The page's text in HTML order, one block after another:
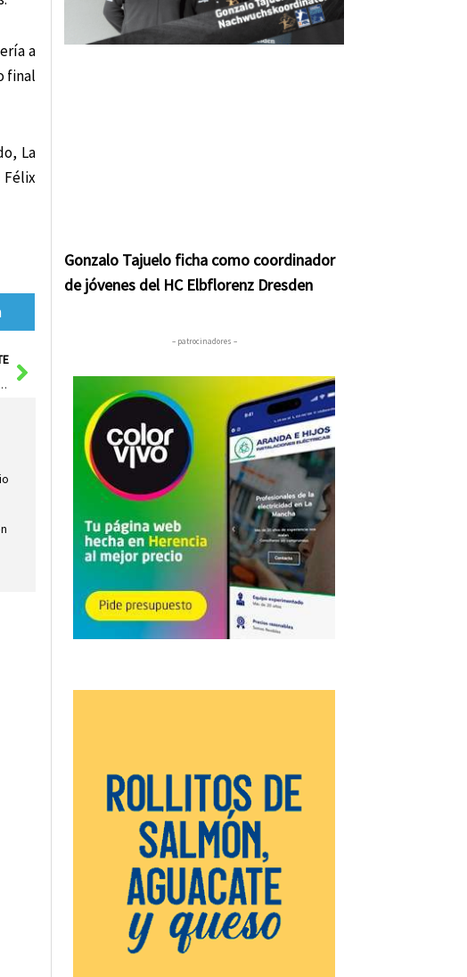
a
final
La
expositivo estival del Ayuntamiento de Herencia
Siguiente
Gonzalo Tajuelo ficha como coordinador
de jóvenes del HC Elbflorenz Dresden
– patrocinadores –